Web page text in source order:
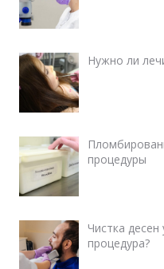
Нужно ли
процедуры
Чистка
процедура?